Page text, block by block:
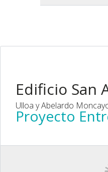
Edificio San
Ulloa y Abelardo
Proyecto